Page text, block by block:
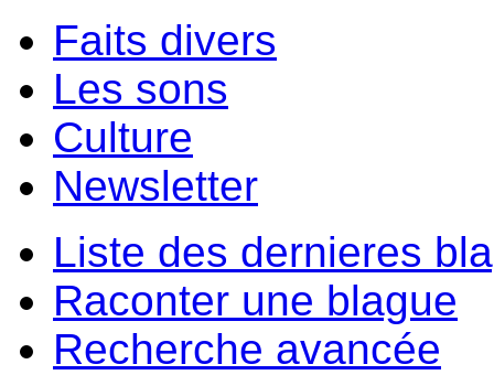
Faits divers
Les sons
Culture
Newsletter
Liste des dernieres
Raconter une blague
Recherche avancée